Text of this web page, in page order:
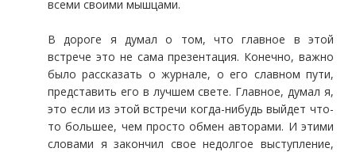
всеми своими мышцами.
В дороге я думал о том, что главное в этой
встрече это не сама презентация. Конечно, важно
было рассказать о журнале, о его славном пути,
представить его в лучшем свете. Главное, думал я,
это если из этой встречи когда-нибудь выйдет что-
то большее, чем просто обмен авторами. И этими
словами я закончил свое недолгое выступление,